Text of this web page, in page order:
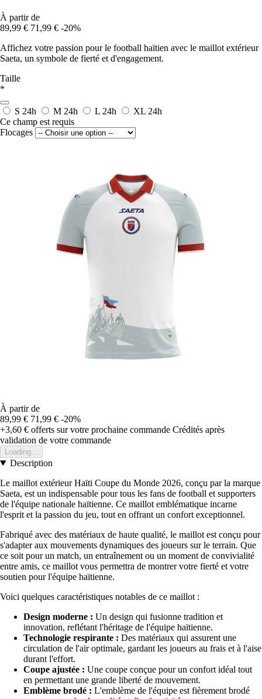
À partir de
89,99 € 71,99 € -20%
Affichez votre passion pour le football haïtien avec le maillot extérieur
Saeta, un symbole de fierté et d'engagement.
Taille
*
S 24h M 24h L 24h XL 24h
Ce champ est requis
Flocages
À partir de
89,99 € 71,99 € -20%
+3,60 € offerts sur votre prochaine commande Crédités après
validation de votre commande
Loading...
Description
Le maillot extérieur Haïti Coupe du Monde 2026, conçu par la marque
Saeta, est un indispensable pour tous les fans de football et supporters
de l'équipe nationale haïtienne. Ce maillot emblématique incarne
l'esprit et la passion du jeu, tout en offrant un confort exceptionnel.
Fabriqué avec des matériaux de haute qualité, le maillot est conçu pour
s'adapter aux mouvements dynamiques des joueurs sur le terrain. Que
ce soit pour un match, un entraînement ou un moment de convivialité
entre amis, ce maillot vous permettra de montrer votre fierté et votre
soutien pour l'équipe haïtienne.
Voici quelques caractéristiques notables de ce maillot :
Design moderne : Un design qui fusionne tradition et
innovation, reflétant l'héritage de l'équipe haïtienne.
Technologie respirante : Des matériaux qui assurent une
circulation de l'air optimale, gardant les joueurs au frais et à l'aise
durant l'effort.
Coupe ajustée : Une coupe conçue pour un confort idéal tout
en permettant une grande liberté de mouvement.
Emblème brodé : L'emblème de l'équipe est fièrement brodé